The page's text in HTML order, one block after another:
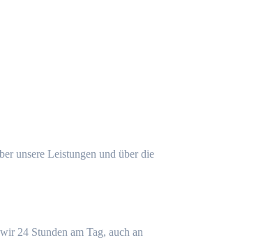
unsere Leistungen und über die
24 Stunden am Tag, auch an